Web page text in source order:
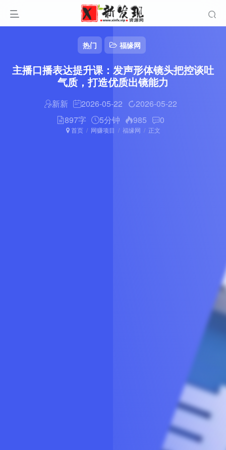
热门 福缘网
主播口播表达提升课：发声形体镜头把控谈吐
气质，打造优质出镜能力
新新 2026-05-22
2026-05-22
897字
5分钟 985 0
首页 网赚项目 福缘网 正文